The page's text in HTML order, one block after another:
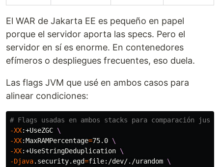
El WAR de Jakarta EE es pequeño en papel
porque el servidor aporta las specs. Pero el
servidor en sí es enorme. En contenedores
efímeros o despliegues frecuentes, eso duela.
Las flags JVM que usé en ambos casos para
alinear condiciones:
# Flags usadas en ambos stacks para comparación justa
-XX:+UseZGC \
-XX:MaxRAMPercentage=75.0 \
-XX:+UseStringDeduplication \
-Djava.security.egd=file:/dev/./urandom \